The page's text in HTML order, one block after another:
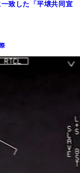
致した「平壌共同宣